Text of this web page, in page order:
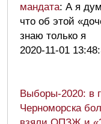
мандата: А я
что об этой
знаю только я
2020-11-01
Выборы-2020: в
Черноморска